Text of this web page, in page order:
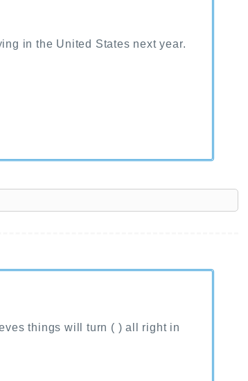
in the United States next year.
things will turn ( ) all right in